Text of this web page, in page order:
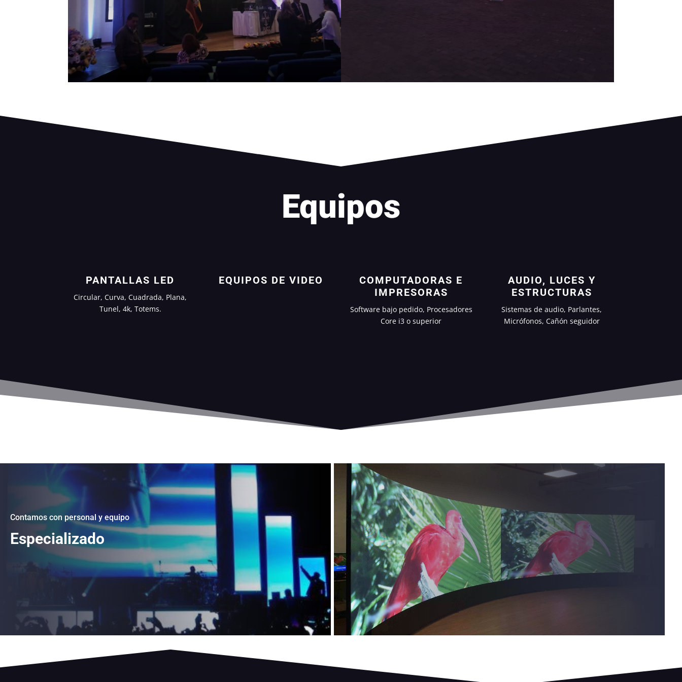
Equipos
PANTALLAS LED
Circular, Curva, Cuadrada, Plana,
Tunel, 4k, Totems.
EQUIPOS DE VIDEO
COMPUTADORAS E
IMPRESORAS
Software bajo pedido, Procesadores
Core i3 o superior
AUDIO, LUCES Y
ESTRUCTURAS
Sistemas de audio, Parlantes,
Micrófonos, Cañón seguidor
Contamos con personal y equipo
Especializado